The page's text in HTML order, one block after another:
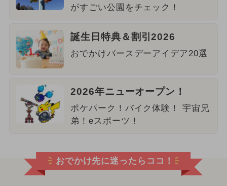
がすごい公園をチェック！
誕生日特典＆割引2026
おでかけバースデーアイデア20選
2026年ニューオープン！
ポケパーク！バイク体験！ 宇宙兄
弟！eスポーツ！
おでかけ先に迷ったらココ！